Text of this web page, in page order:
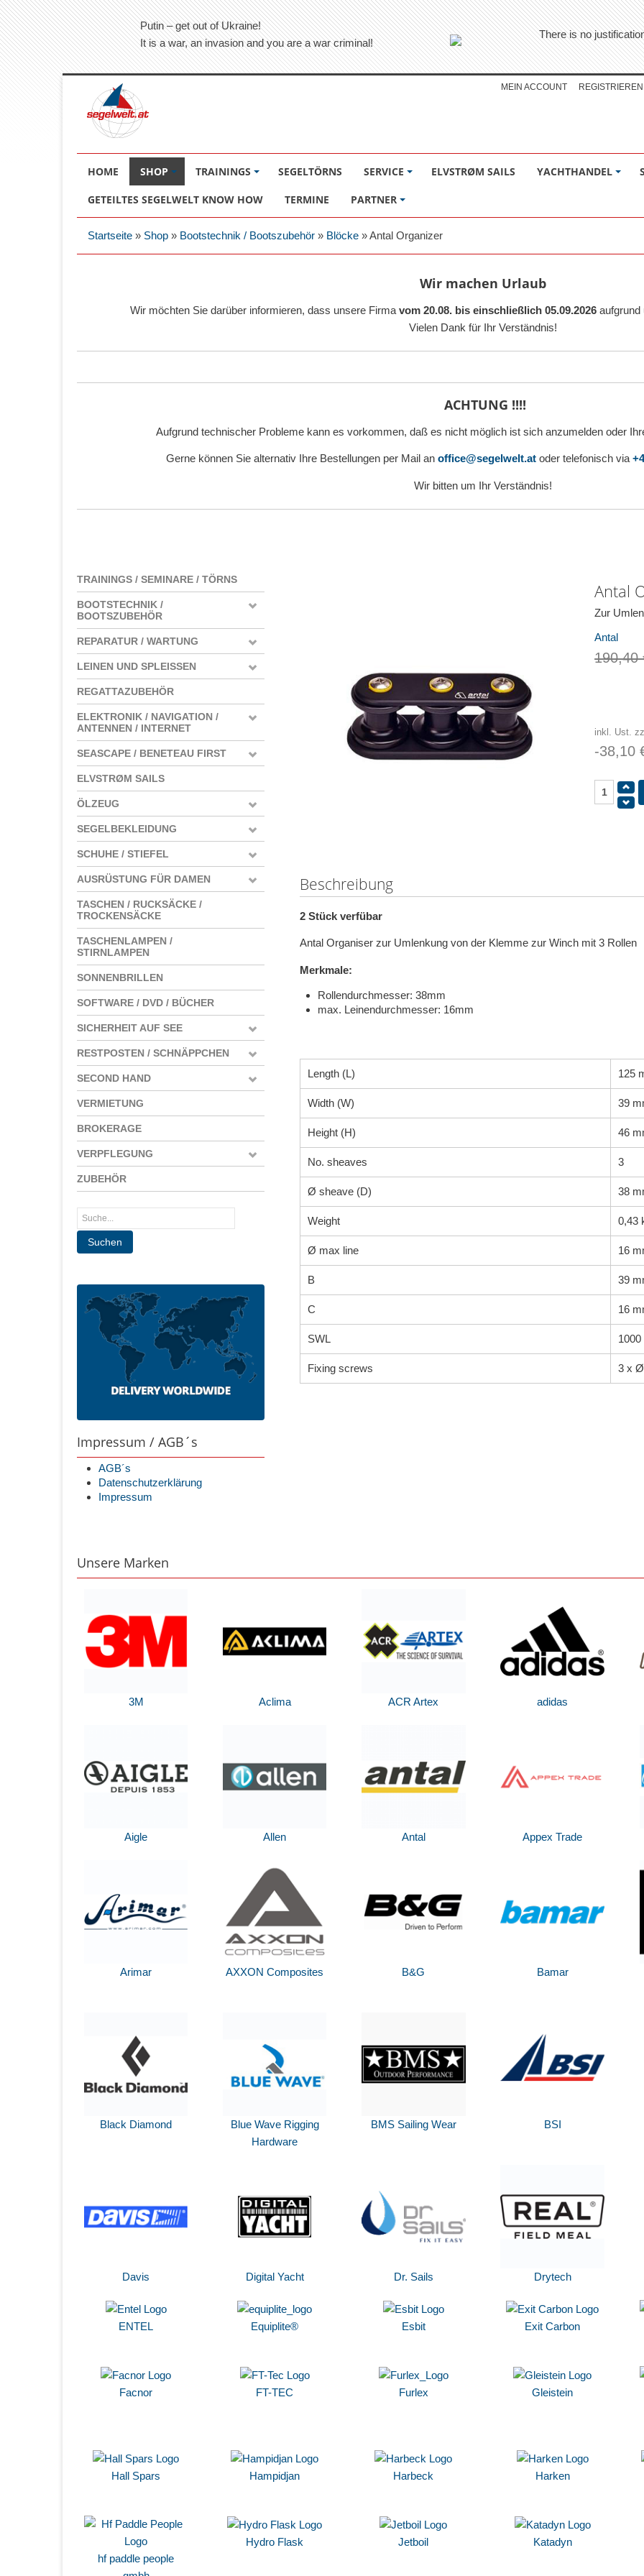
Putin – get out of Ukraine!
It is a war, an invasion and you are a war criminal!
There is no
MEIN ACCOUNT REGISTRIEREN
HOME SHOP TRAININGS SEGELTÖRNS SERVICE ELVSTRØM SAILS YACHTHANDEL
GETEILTES SEGELWELT KNOW HOW TERMINE PARTNER
Startseite » Shop » Bootstechnik / Bootszubehör » Blöcke »Antal Organizer
Wir machen Urlaub
Wir möchten Sie darüber informieren, dass unsere Firma vom 20.08. bis einschließlich 05.09.2026aufgrund
Vielen Dank für Ihr Verständnis!
ACHTUNG !!!!
Aufgrund technischer Probleme kann es vorkommen, daß es nicht möglich ist sich anzumelden oder
Gerne können Sie alternativ Ihre Bestellungen per Mail an office@segelwelt.at oder telefonisch via
Wir bitten um Ihr Verständnis!
TRAININGS / SEMINARE / TÖRNS
BOOTSTECHNIK /
BOOTSZUBEHÖR
REPARATUR / WARTUNG
LEINEN UND SPLEISSEN
REGATTAZUBEHÖR
ELEKTRONIK / NAVIGATION /
ANTENNEN / INTERNET
SEASCAPE / BENETEAU FIRST
ELVSTRØM SAILS
ÖLZEUG
SEGELBEKLEIDUNG
SCHUHE / STIEFEL
AUSRÜSTUNG FÜR DAMEN
TASCHEN / RUCKSÄCKE /
TROCKENSÄCKE
TASCHENLAMPEN /
STIRNLAMPEN
SONNENBRILLEN
SOFTWARE / DVD / BÜCHER
SICHERHEIT AUF SEE
RESTPOSTEN / SCHNÄPPCHEN
SECOND HAND
VERMIETUNG
BROKERAGE
VERPFLEGUNG
ZUBEHÖR
Impressum / AGB´s
AGB´s
Datenschutzerklärung
Impressum
Antal
Zur
Antal
190,40
inkl. Ust.
-38,10
Beschreibung
2 Stück verfübar
Antal Organiser zur Umlenkung von der Klemme zur Winch mit 3 Rollen
Merkmale:
Rollendurchmesser: 38mm
max. Leinendurchmesser: 16mm
Length (L) 125
Width (W) 39
Height (H) 46
No. sheaves 3
Ø sheave (D) 38
Weight 0,43
Ø max line 16
B 39
C 16
SWL 1000
Fixing screws 3 x
Unsere Marken
3M Aclima ACR Artex adidas
Aigle Allen Antal Appex Trade
Arimar AXXON Composites B&G Bamar
Black Diamond
Blue Wave Rigging
Hardware
BMS Sailing Wear BSI
Davis Digital Yacht Dr. Sails Drytech
ENTEL Equiplite® Esbit
Exit Carbon
Facnor FT-TEC Furlex
Gleistein
Hall Spars Hampidjan Harbeck Harken
hf paddle people
Hydro Flask Jetboil Katadyn